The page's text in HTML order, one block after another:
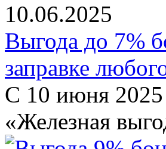
10.06.2025
Выгода до 7%
заправке
С 10 июня 2025
«Железная